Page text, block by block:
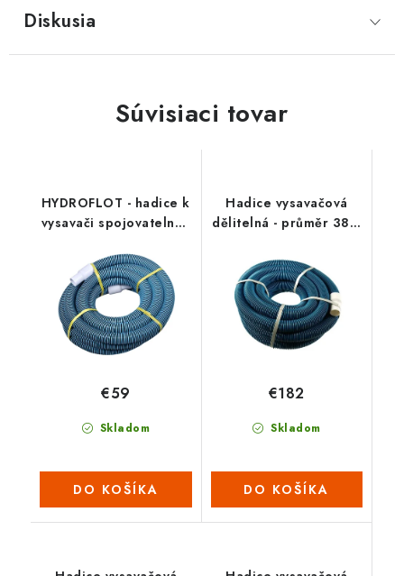
Diskusia
Súvisiaci tovar
HYDROFLOT - hadice k
vysavači spojovatelná -
Skladom
€59
DO KOŠÍKA
Hadice vysavačová
dělitelná - průměr 38 /
Skladom
€182
DO KOŠÍKA